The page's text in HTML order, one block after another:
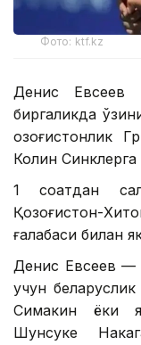
Фото: ktf.kz
Денис Евсеев
биргаликда
қозоғистонлик
Колин Синклерга
1 соатдан
Қозоғистон-
ғалабаси билан
Денис Евсеев —
учун
Симакин ёки
Шунсуке